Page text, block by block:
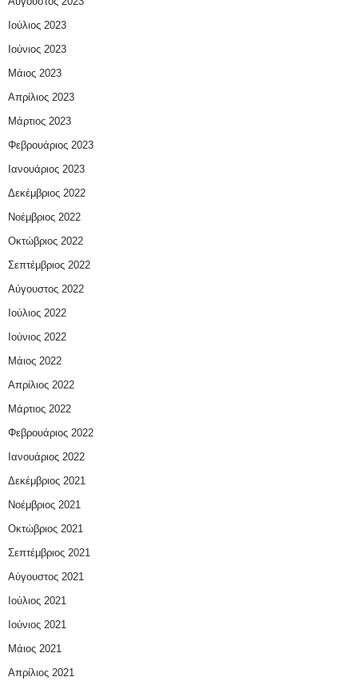
Ιούλιος 2023
Ιούνιος 2023
Μάιος 2023
Απρίλιος 2023
Μάρτιος 2023
Φεβρουάριος 2023
Ιανουάριος 2023
Δεκέμβριος 2022
Νοέμβριος 2022
Οκτώβριος 2022
Σεπτέμβριος 2022
Αύγουστος 2022
Ιούλιος 2022
Ιούνιος 2022
Μάιος 2022
Απρίλιος 2022
Μάρτιος 2022
Φεβρουάριος 2022
Ιανουάριος 2022
Δεκέμβριος 2021
Νοέμβριος 2021
Οκτώβριος 2021
Σεπτέμβριος 2021
Αύγουστος 2021
Ιούλιος 2021
Ιούνιος 2021
Μάιος 2021
Απρίλιος 2021